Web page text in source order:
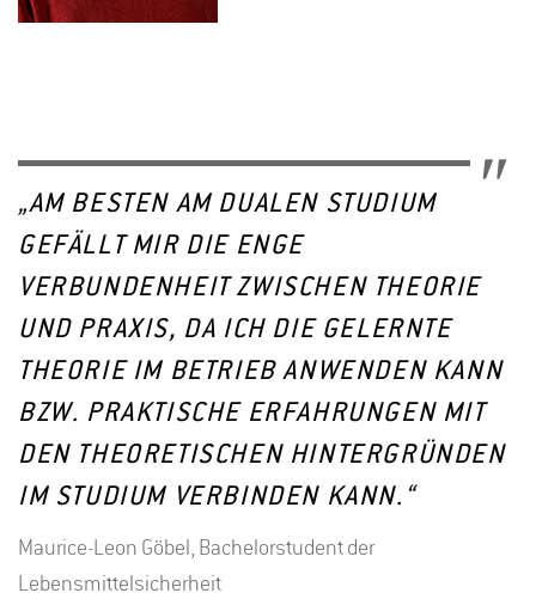
1 2
ZUR PRIVATEN HOCHSCHULE FRESENIUS,
IDSTEIN
„AM BESTEN AM DUALEN STUDIUM
GEFÄLLT MIR DIE ENGE
VERBUNDENHEIT ZWISCHEN THEORIE
UND PRAXIS, DA ICH DIE GELERNTE
THEORIE IM BETRIEB ANWENDEN KANN
BZW. PRAKTISCHE ERFAHRUNGEN MIT
DEN THEORETISCHEN HINTERGRÜNDEN
IM STUDIUM VERBINDEN KANN.“
Maurice-Leon Göbel, Bachelorstudent der
Lebensmittelsicherheit